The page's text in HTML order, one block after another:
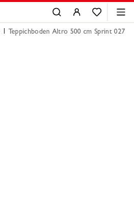
Teppichboden Altro 500 cm Sprint 027